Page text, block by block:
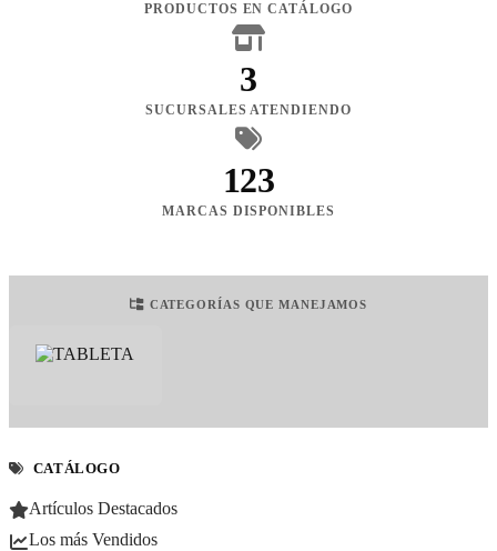
PRODUCTOS EN CATÁLOGO
3
SUCURSALES ATENDIENDO
123
MARCAS DISPONIBLES
CATEGORÍAS QUE MANEJAMOS
CATÁLOGO
Artículos Destacados
Los más Vendidos